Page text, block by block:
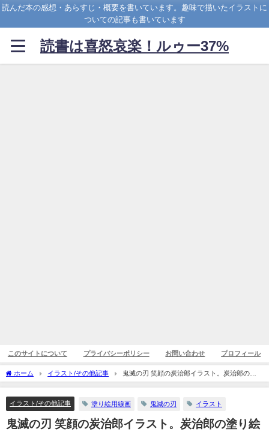
読んだ本の感想・あらすじ・概要を書いています。趣味で描いたイラストに
ついての記事も書いています
読書は喜怒哀楽！ルゥー37%
このサイトについて プライバシーポリシー お問い合わせ プロフィール
ホーム イラスト/その他記事
鬼滅の刃 笑顔の炭治郎イラスト。炭治郎の塗
り絵用線画。コピック、色鉛筆の塗り絵の練習用に。
イラスト/その他記事 塗り絵用線画 鬼滅の刃 イラスト
鬼滅の刃 笑顔の炭治郎イラスト。炭治郎の塗り絵